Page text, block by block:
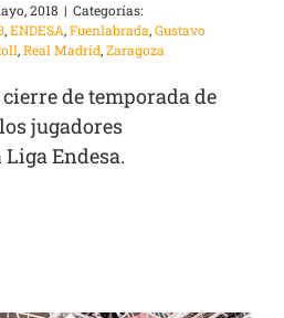
2018 | Categorías:
,ENDESA,Fuenlabrada,Gustavo
,Real Madrid,Zaragoza
de temporada de
jugadores
Endesa.